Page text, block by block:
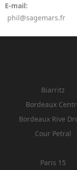
E-mail:
phil@sagemars.fr
Biarritz
Bordeaux
Bordeaux Rive
Cour Petral
Paris 15